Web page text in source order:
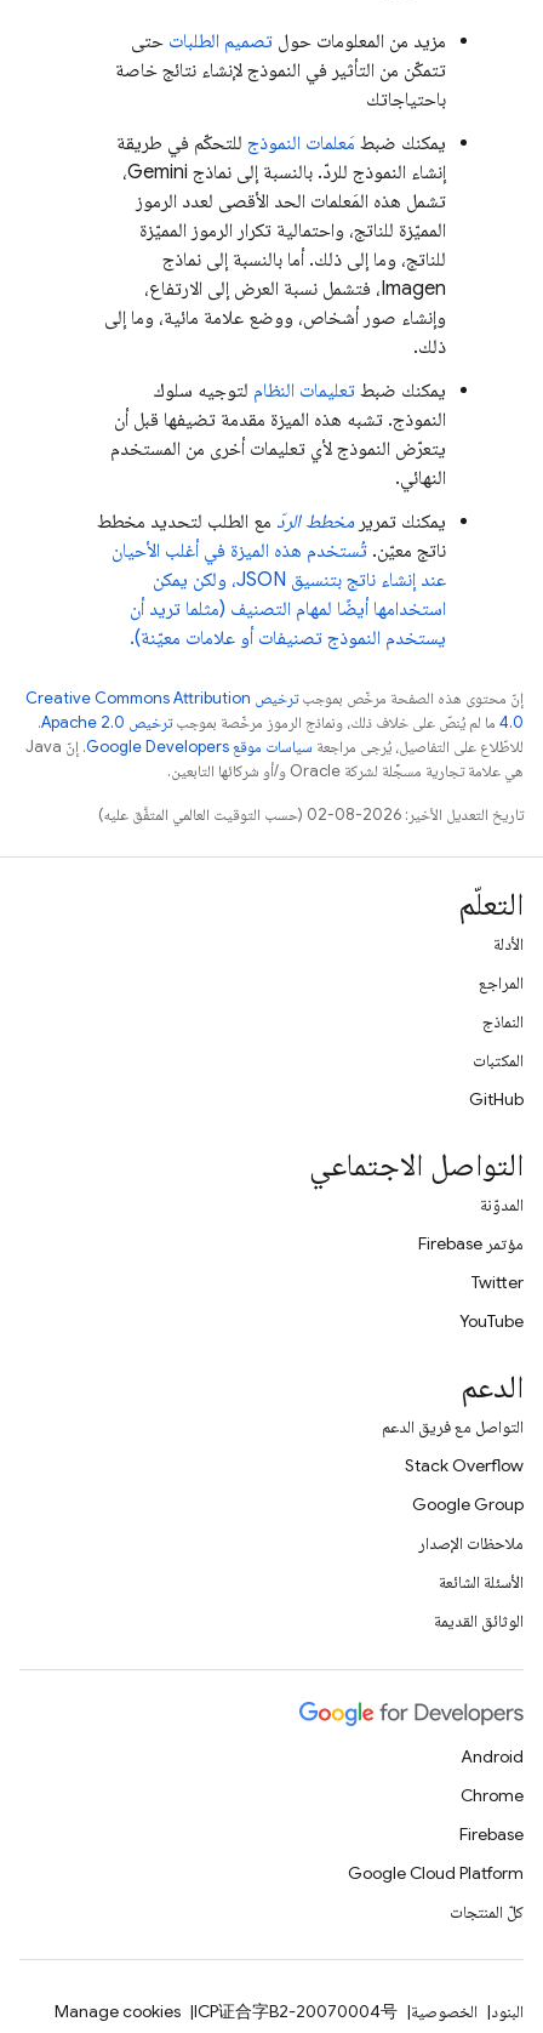
مزيد من المعلومات حول تصميم الطلبات حتى
تتمكّن من التأثير في النموذج لإنشاء نتائج خاصة
باحتياجاتك
يمكنك ضبط مَعلمات النموذج للتحكّم في طريقة
إنشاء النموذج للردّ. بالنسبة إلى نماذج Gemini،
تشمل هذه المَعلمات الحد الأقصى لعدد الرموز
المميّزة للناتج، واحتمالية تكرار الرموز المميّزة
للناتج، وما إلى ذلك. أما بالنسبة إلى نماذج
Imagen، فتشمل نسبة العرض إلى الارتفاع،
وإنشاء صور أشخاص، ووضع علامة مائية، وما إلى
ذلك.
يمكنك ضبط تعليمات النظام لتوجيه سلوك
النموذج. تشبه هذه الميزة مقدمة تضيفها قبل أن
يتعرّض النموذج لأي تعليمات أخرى من المستخدم
النهائي.
يمكنك تمرير مخطط الردّ مع الطلب لتحديد مخطط
ناتج معيّن. تُستخدم هذه الميزة في أغلب الأحيان
عند إنشاء ناتج بتنسيق JSON، ولكن يمكن
استخدامها أيضًا لمهام التصنيف (مثلما تريد أن
يستخدم النموذج تصنيفات أو علامات معيّنة).
إنّ محتوى هذه الصفحة مرخّص بموجب
ترخيص Creative Commons Attribution
4.0‏ ما لم يُنصّ على خلاف ذلك، ونماذج الرموز مرخّصة بموجبترخيص Apache 2.0‏
.
للاطّلاع على التفاصيل، يُرجى مراجعة سياسات موقع Google Developers‏
. إنّ Java
هي علامة تجارية مسجَّلة لشركة Oracle و/أو شركائها التابعين.
تاريخ التعديل الأخير: 2026-08-02 (حسب التوقيت العالمي المتفَّق عليه)
التعلّم
الأدلة
المراجع
النماذج
المكتبات
GitHub
التواصل الاجتماعي
المدوّنة
مؤتمر Firebase
Twitter
YouTube
الدعم
التواصل مع فريق الدعم
Stack Overflow
Google Group
ملاحظات الإصدار
الأسئلة الشائعة
الوثائق القديمة
Android
Chrome
Firebase
Google Cloud Platform
كلّ المنتجات
البنود الخصوصية ICP证合字B2-20070004号
Manage cookies